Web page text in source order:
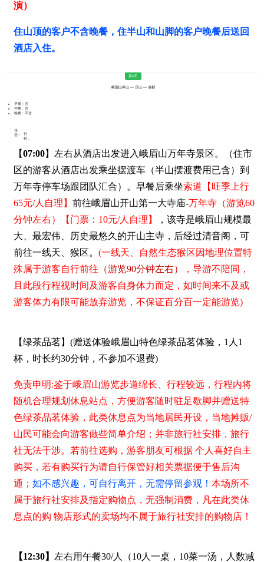
演）
住山顶的客户不含晚餐，住半山和山脚的客户晚餐后送回
酒店入住。
第6天
峨眉山半山 — 乐山 — 成都
早餐：含
午餐：含
晚餐：不含
住
宿：
行
程：
【07:00】左右从酒店出发进入峨眉山万年寺景区。（住市
区的游客从酒店出发乘坐摆渡车（半山摆渡费用已含）到
万年寺停车场跟团队汇合）。早餐后乘坐索道【旺季上行
65元/人自理】前往峨眉山开山第一大寺庙-万年寺（游览60
分钟左右）【门票：10元/人自理】
，该寺是峨眉山规模最
大、最宏伟、历史最悠久的开山主寺，后经过清音阁，可
前往一线天、猴区。(一线天、自然生态猴区因地理位置特
殊属于游客自行前往 （游览90分钟左右）
，导游不陪同，
且此段行程视时间及游客自身体力而定，如时间来不及或
游客体力有限可能放弃游览，不保证百分百一定能游览)
【绿茶品茗】(赠送体验峨眉山特色绿茶品茗体验，1人1
杯，时长约30分钟，不参加不退费)
免责申明:鉴于峨眉山游览步道绵长、行程较远，行程内将
随机合理规划休息站点，方便游客随时驻足歇脚并赠送特
色绿茶品茗体验，此类休息点为当地居民开设，当地摊贩/
山民可能会向游客做些简单介绍；并非旅行社安排，旅行
社无法干涉。若前往选购，游客朋友可根据个人喜好自主
购买，若有购买行为请自行保管好相关票据便于售后沟
通；如不感兴趣，可自行离开 ，无需停留参观！本场所不
属于旅行社安排及指定购物点，无强制消费，凡在此类休
息点的购物店形式的卖场均不属于旅行社安排的购物店！
【12:30】 左右用午餐30/人
（10人一桌，10菜一汤，人数减